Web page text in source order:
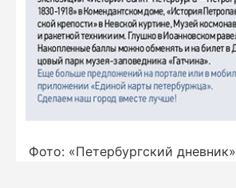
Фото: «Петербургский дневник»